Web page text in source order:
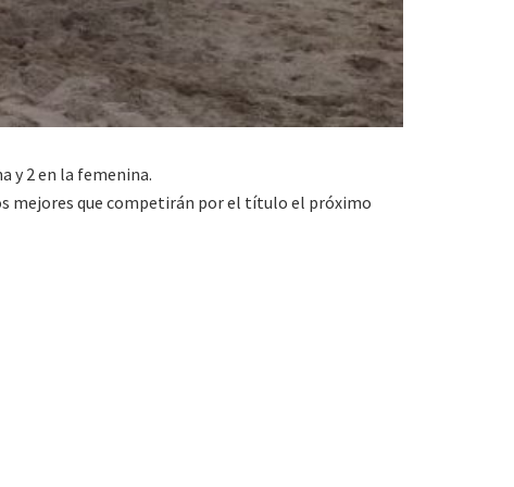
y 2 en la femenina.
mejores que competirán por el título el próximo